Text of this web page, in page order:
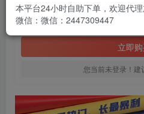
￥
黄金会员免费
立即
您当前未登录！建
本平台24小时自助下单，欢迎代
微信：微信：2447309447